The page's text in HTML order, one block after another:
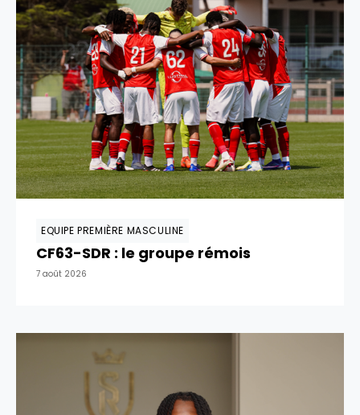
EQUIPE PREMIÈRE MASCULINE
CF63-SDR : le groupe rémois
7 août 2026